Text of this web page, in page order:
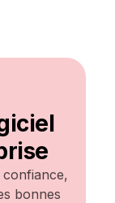
confiance,
bonnes